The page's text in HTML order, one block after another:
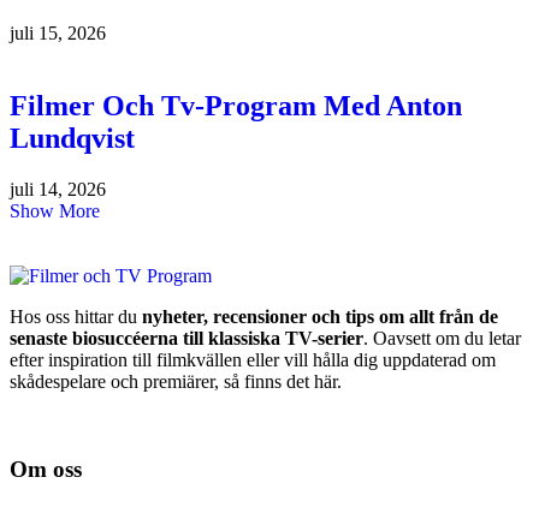
juli 15, 2026
Filmer Och Tv-Program Med Anton
Lundqvist
juli 14, 2026
Show More
Hos oss hittar du nyheter, recensioner och tips om allt från de
senaste biosuccéerna till klassiska TV-serier. Oavsett om du letar
efter inspiration till filmkvällen eller vill hålla dig uppdaterad om
skådespelare och premiärer, så finns det här.
Om oss